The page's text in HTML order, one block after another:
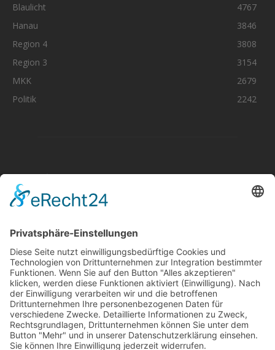
Blaulicht
4767
Hanau
3846
Region 4
3808
Region 3
3154
MKK
2679
Politik
2242
Aktuelle Nachrichten aus dem MKK-Kreis.
Kontaktiere uns:team@mkk-echo.de
JetztBericht einreichen